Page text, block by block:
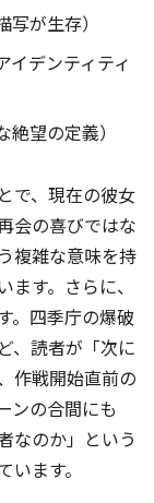
が生存）
イデンティティ
望の定義）
で、現在の彼女
会の喜びではな
複雑な意味を持
す。さらに、
。四季庁の爆破
、読者が「次に
作戦開始直前の
ンの合間にも
なのか」という
ます。